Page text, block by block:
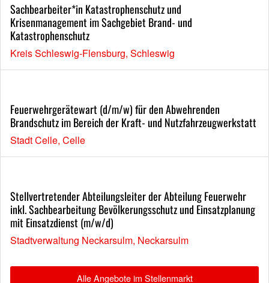
Sachbearbeiter*in Katastrophenschutz und
Krisenmanagement im Sachgebiet Brand- und
Katastrophenschutz
Kreis Schleswig-Flensburg, Schleswig
Feuerwehrgerätewart (d/m/w) für den Abwehrenden
Brandschutz im Bereich der Kraft- und Nutzfahrzeugwerkstatt
Stadt Celle, Celle
Stellvertretender Abteilungsleiter der Abteilung Feuerwehr
inkl. Sachbearbeitung Bevölkerungsschutz und Einsatzplanung
mit Einsatzdienst (m/w/d)
Stadtverwaltung Neckarsulm, Neckarsulm
Alle Angebote im Stellenmarkt